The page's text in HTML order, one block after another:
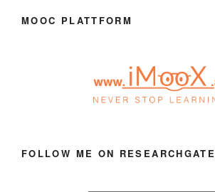
MOOC PLATTFORM
FOLLOW ME ON RESEARCHGATE